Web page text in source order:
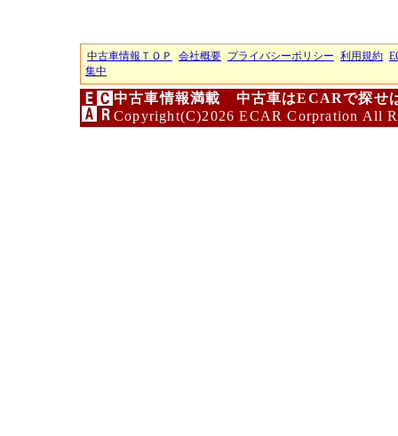
中古車情報ＴＯＰ 会社概要 プライバシーポリシー 利用規約
集中
中古車情報満載 中古車はECARで探せ
Copyright(C)2026 ECAR Corpration All